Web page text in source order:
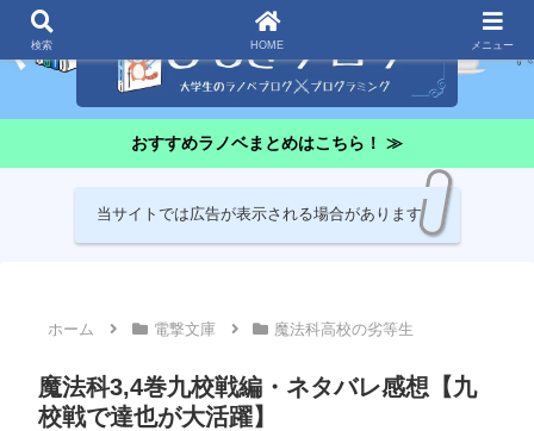
おすすめラノベまとめはこちら！ ≫
当サイトでは広告が表示される場合があります
ホーム 電撃文庫 魔法科高校の劣等生
魔法科3,4巻九校戦編・ネタバレ感想【九
校戦で達也が大活躍】
検索 HOME メニュー